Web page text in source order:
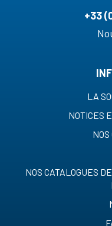
+33
LA
NOTICES
NOS CATALOGUES